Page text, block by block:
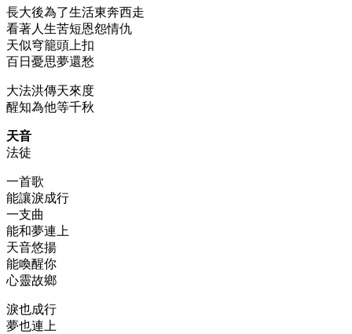
長大後為了生活東奔西走
看著人生苦短恩怨情仇
天似穹籠頭上扣
百日憂思夢還愁
大法洪傳天來度
醒知為他等千秋
天音
法徒
一首歌
能讓淚成行
一支曲
能和夢連上
天音悠揚
能喚醒你
心靈故鄉
淚也成行
夢也連上